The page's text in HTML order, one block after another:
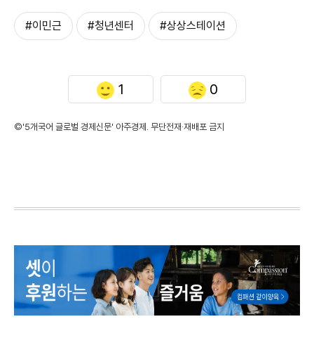
#이민근 #청년센터 #상상스테이션
1 0
©'5개국어 글로벌 경제신문' 아주경제. 무단전재·재배포 금지